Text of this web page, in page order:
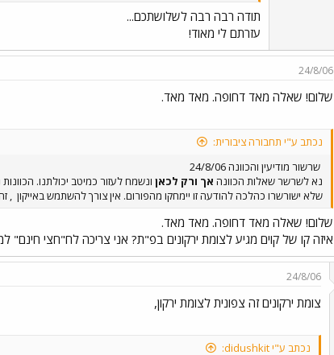
תודה רבה רבה לשלושתכם...
עזרתם לי מאוד!
24/8/06
שלום! שאלה מאד דחופה. מאד מאד.
נכתב ע"י תחבורה ציבורית:
שרשור מודיעין והכוונה 24/8/06
נא לשרשר שאלות הכוונה אך ורק לכאן ונשמח לעזור כמיטב יכולתנו.
שלא ישורשרו כהלכה להודעה זו יימחקו מהפורום. אין צורך להשתמש באייקון
,
שלום! שאלה מאד דחופה. מאד מאד.
איזה קו של קוים מגיע לצומת ירקונים בפ"ת? אני צריכה לח"חצי חינם"
24/8/06
צומת ירקונים זה צפונית לצומת ירקון,
נכתב ע"י didushkit: